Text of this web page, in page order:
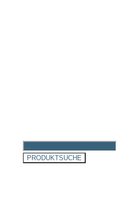
search
PRODUKTSUCHE